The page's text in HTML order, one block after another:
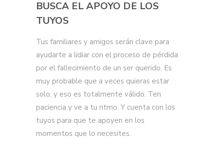
BUSCA EL APOYO DE LOS
TUYOS
Tus familiares y amigos serán clave para
ayudarte a lidiar con el proceso de pérdida
por el fallecimiento de un ser querido. Es
muy probable que a veces quieras estar
solo, y eso es totalmente válido. Ten
paciencia y ve a tu ritmo. Y cuenta con los
tuyos para que te apoyen en los
momentos que lo necesites.